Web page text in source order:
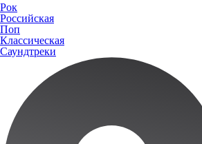
Рок
Российская
Поп
Классическая
Саундтреки